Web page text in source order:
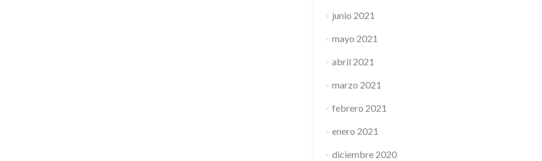
junio 2021
mayo 2021
abril 2021
marzo 2021
febrero 2021
enero 2021
diciembre 2020